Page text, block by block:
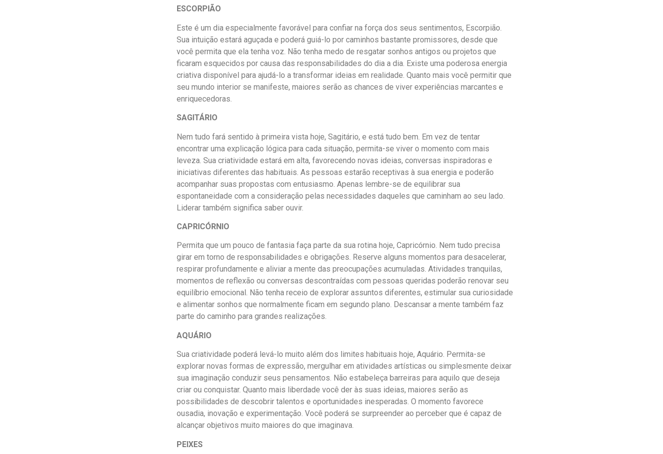
ESCORPIÃO
Este é um dia especialmente favorável para confiar na força dos seus sentimentos, Escorpião.
Sua intuição estará aguçada e poderá guiá-lo por caminhos bastante promissores, desde que
você permita que ela tenha voz. Não tenha medo de resgatar sonhos antigos ou projetos que
ficaram esquecidos por causa das responsabilidades do dia a dia. Existe uma poderosa energia
criativa disponível para ajudá-lo a transformar ideias em realidade. Quanto mais você permitir que
seu mundo interior se manifeste, maiores serão as chances de viver experiências marcantes e
enriquecedoras.
SAGITÁRIO
Nem tudo fará sentido à primeira vista hoje, Sagitário, e está tudo bem. Em vez de tentar
encontrar uma explicação lógica para cada situação, permita-se viver o momento com mais
leveza. Sua criatividade estará em alta, favorecendo novas ideias, conversas inspiradoras e
iniciativas diferentes das habituais. As pessoas estarão receptivas à sua energia e poderão
acompanhar suas propostas com entusiasmo. Apenas lembre-se de equilibrar sua
espontaneidade com a consideração pelas necessidades daqueles que caminham ao seu lado.
Liderar também significa saber ouvir.
CAPRICÓRNIO
Permita que um pouco de fantasia faça parte da sua rotina hoje, Capricórnio. Nem tudo precisa
girar em torno de responsabilidades e obrigações. Reserve alguns momentos para desacelerar,
respirar profundamente e aliviar a mente das preocupações acumuladas. Atividades tranquilas,
momentos de reflexão ou conversas descontraídas com pessoas queridas poderão renovar seu
equilíbrio emocional. Não tenha receio de explorar assuntos diferentes, estimular sua curiosidade
e alimentar sonhos que normalmente ficam em segundo plano. Descansar a mente também faz
parte do caminho para grandes realizações.
AQUÁRIO
Sua criatividade poderá levá-lo muito além dos limites habituais hoje, Aquário. Permita-se
explorar novas formas de expressão, mergulhar em atividades artísticas ou simplesmente deixar
sua imaginação conduzir seus pensamentos. Não estabeleça barreiras para aquilo que deseja
criar ou conquistar. Quanto mais liberdade você der às suas ideias, maiores serão as
possibilidades de descobrir talentos e oportunidades inesperadas. O momento favorece
ousadia, inovação e experimentação. Você poderá se surpreender ao perceber que é capaz de
alcançar objetivos muito maiores do que imaginava.
PEIXES